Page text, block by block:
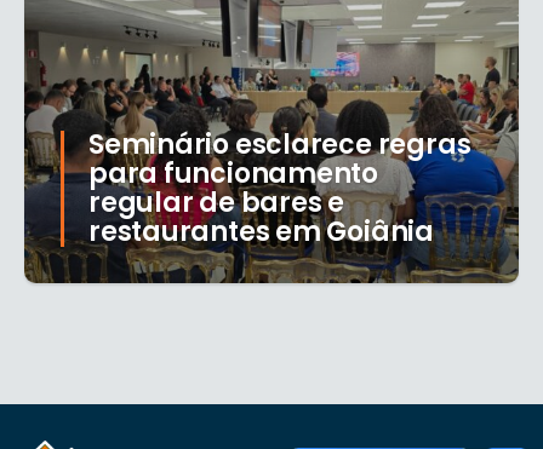
Seminário esclarece regras
para funcionamento
regular de bares e
restaurantes em Goiânia